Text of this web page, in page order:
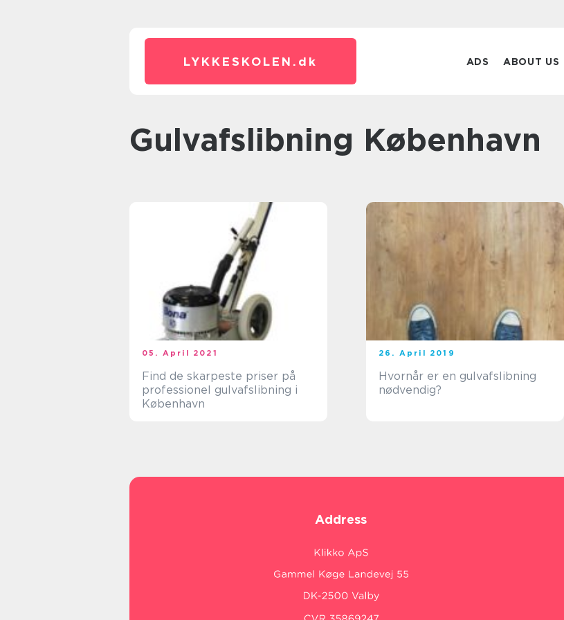
LYKKESKOLEN. dk ADS ABOUT US
gulvafslibning København
05. April 2021
Find de skarpeste priser på
professionel gulvafslibning i
København
26. April 2019
Hvornår er en gulvafslibning
nødvendig?
Address